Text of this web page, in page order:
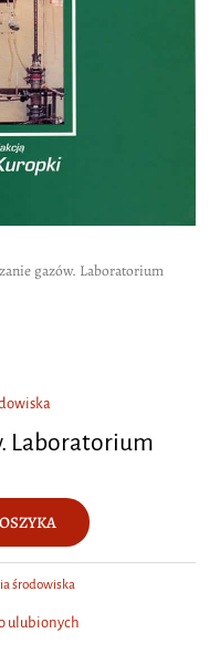
gazów. Laboratorium
Laboratorium
środowiska
ulubionych